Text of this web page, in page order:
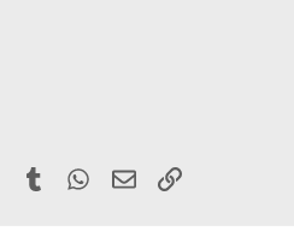
PinterestTumblr WhatsApp
EmailLink